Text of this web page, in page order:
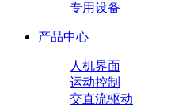
专用设备
产品中心
人机界面
运动控制
交直流驱动